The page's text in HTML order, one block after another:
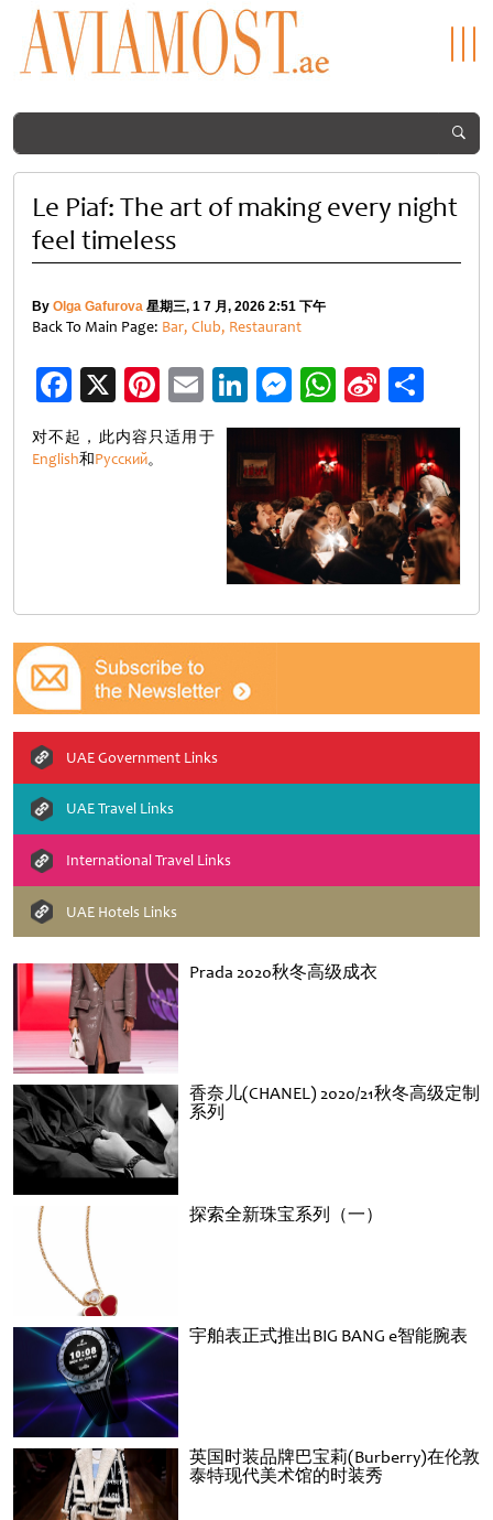
Prada 2020秋冬高级成衣
香奈儿(CHANEL) 2020/21秋冬高级定制
系列
探索全新珠宝系列（一）
宇舶表正式推出BIG BANG e智能腕表
英国时装品牌巴宝莉(Burberry)在伦敦
泰特现代美术馆的时装秀
Le Piaf: The art of making every night
feel timeless
By Olga Gafurova 星期三, 1 7 月, 2026 2:51 下午
Back To Main Page: Bar, Club, Restaurant
Facebook
X Pinterest
EmailLinkedIn
Messenger
WhatsApp
Sina
Weibo
享
对不起，此内容只适用于
English和Русский。
UAE Government Links
UAE Travel Links
International Travel Links
UAE Hotels Links